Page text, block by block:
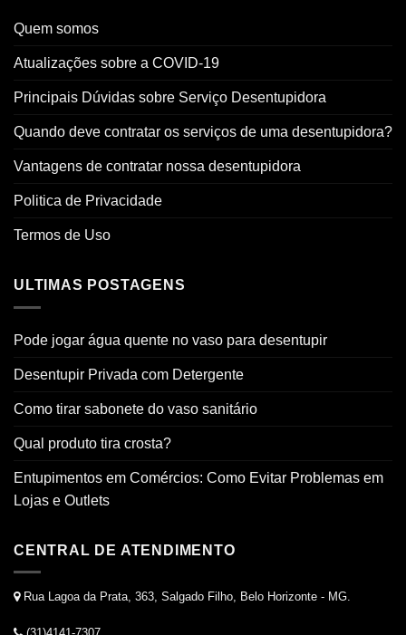
Quem somos
Atualizações sobre a COVID-19
Principais Dúvidas sobre Serviço Desentupidora
Quando deve contratar os serviços de uma desentupidora?
Vantagens de contratar nossa desentupidora
Politica de Privacidade
Termos de Uso
ULTIMAS POSTAGENS
Pode jogar água quente no vaso para desentupir
Desentupir Privada com Detergente
Como tirar sabonete do vaso sanitário
Qual produto tira crosta?
Entupimentos em Comércios: Como Evitar Problemas em
Lojas e Outlets
CENTRAL DE ATENDIMENTO
Rua Lagoa da Prata, 363, Salgado Filho, Belo Horizonte - MG.